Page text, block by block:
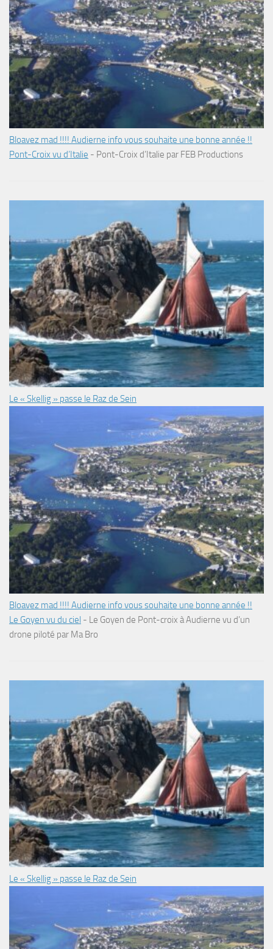
Bloavez mad !!!! Audierne info vous souhaite une bonne année !!
Pont-Croix vu d’Italie - Pont-Croix d’Italie par FEB Productions
Le « Skellig » passe le Raz de Sein
Bloavez mad !!!! Audierne info vous souhaite une bonne année !!
Le Goyen vu du ciel - Le Goyen de Pont-croix à Audierne vu d’un
drone piloté par Ma Bro
Le « Skellig » passe le Raz de Sein